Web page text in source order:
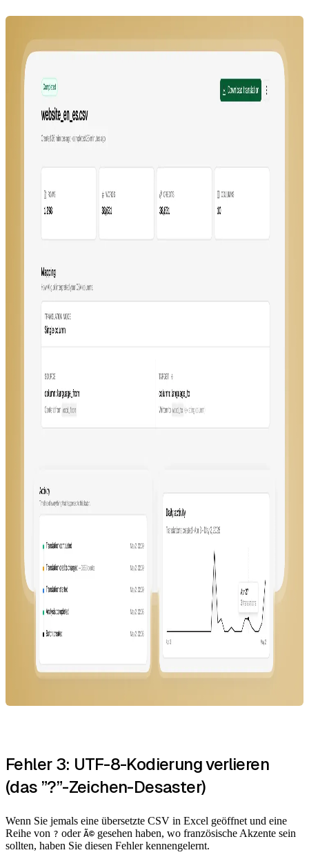
Fehler 3: UTF-8-Kodierung verlieren
(das ”?”-Zeichen-Desaster)
Wenn Sie jemals eine übersetzte CSV in Excel geöffnet und eine
Reihe von ? oder Ã© gesehen haben, wo französische Akzente sein
sollten, haben Sie diesen Fehler kennengelernt.